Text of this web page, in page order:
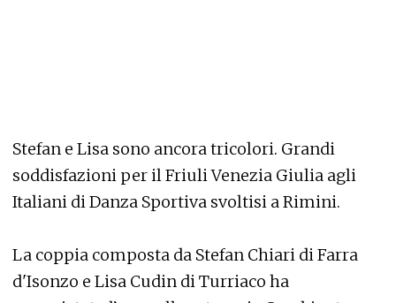
Stefan e Lisa sono ancora tricolori. Grandi
soddisfazioni per il Friuli Venezia Giulia agli
Italiani di Danza Sportiva svoltisi a Rimini.
La coppia composta da Stefan Chiari di Farra
d'Isonzo e Lisa Cudin di Turriaco ha